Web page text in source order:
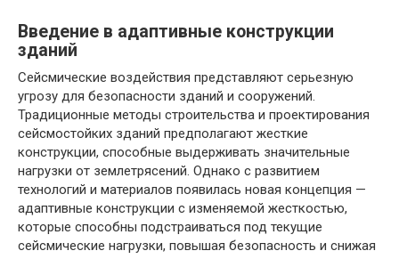
Введение в адаптивные конструкции
зданий
Сейсмические воздействия представляют серьезную
угрозу для безопасности зданий и сооружений.
Традиционные методы строительства и проектирования
сейсмостойких зданий предполагают жесткие
конструкции, способные выдерживать значительные
нагрузки от землетрясений. Однако с развитием
технологий и материалов появилась новая концепция —
адаптивные конструкции с изменяемой жесткостью,
которые способны подстраиваться под текущие
сейсмические нагрузки, повышая безопасность и снижая